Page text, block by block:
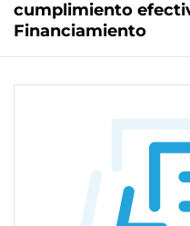
cumplimiento
Financiamiento